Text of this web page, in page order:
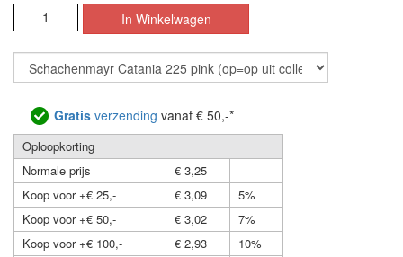
Gratis verzending vanaf € 50,-*
Oploopkorting
Normale prijs
€ 3,25
Koop voor +€ 25,-
€ 3,09
5%
Koop voor +€ 50,-
€ 3,02
7%
Koop voor +€ 100,-
€ 2,93
10%